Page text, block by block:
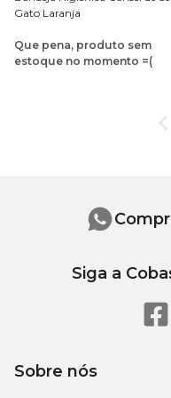
Gato Laranja
Que pena, produto sem
estoque no momento =(
Sobre nós
Siga a